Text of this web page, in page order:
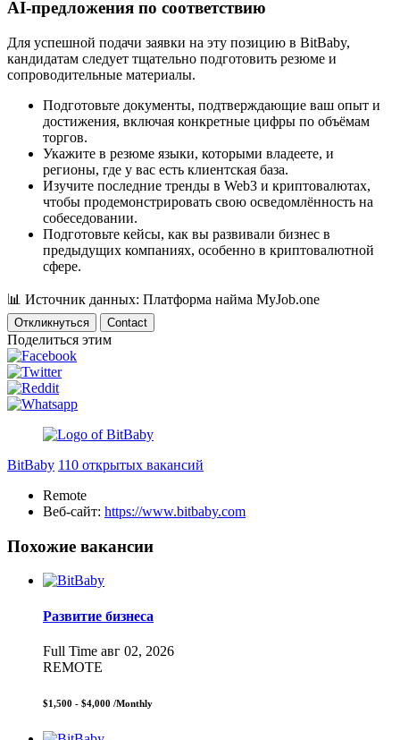
AI-предложения по соответствию
Для успешной подачи заявки на эту позицию в BitBaby,
кандидатам следует тщательно подготовить резюме и
сопроводительные материалы.
Подготовьте документы, подтверждающие ваш опыт и
достижения, включая конкретные цифры по объёмам
торгов.
Укажите в резюме языки, которыми владеете, и
регионы, где у вас есть клиентская база.
Изучите последние тренды в Web3 и криптовалютах,
чтобы продемонстрировать свою осведомлённость на
собеседовании.
Подготовьте кейсы, как вы развивали бизнес в
предыдущих компаниях, особенно в криптовалютной
сфере.
📊 Источник данных: Платформа найма MyJob.one
Откликнуться Contact
Поделиться этим
BitBaby 110 открытых вакансий
Remote
Веб-сайт: https://www.bitbaby.com
Похожие вакансии
Развитие бизнеса
Full Time авг 02, 2026
REMOTE
$1,500 - $4,000 /Monthly